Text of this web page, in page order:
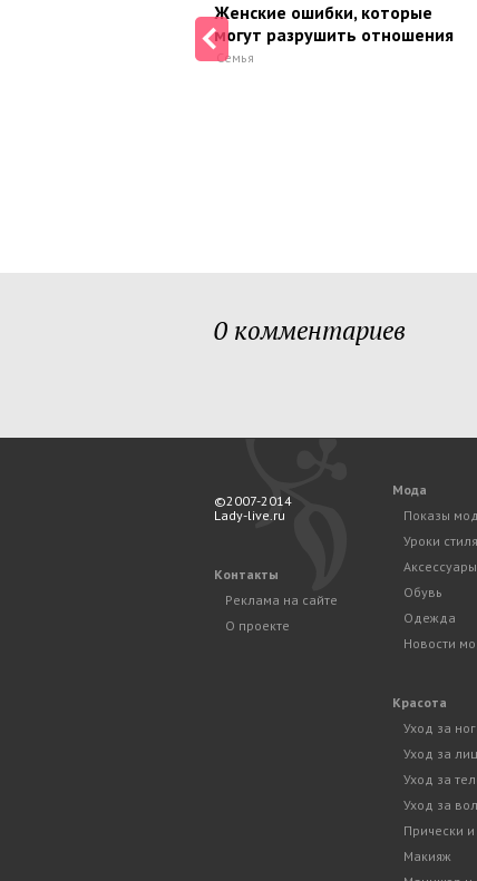
Женские ошибки, которые
могут разрушить отношения
Семья
0 комментариев
©2007-2014
Lady-live.ru
Контакты
Реклама на сайте
О проекте
Мода
Показы мод
Уроки стиля
Аксессуары
Обувь
Одежда
Новости
Красота
Уход за
Уход за
Уход за
Уход за
Прически
Макияж